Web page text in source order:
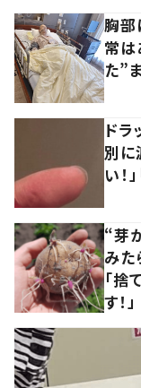
胸部
常は
た”
ド
別に
い！
“芽
み
「捨
す！」